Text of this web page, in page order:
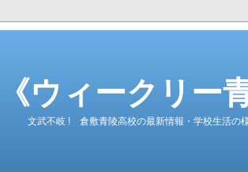
《ウィークリー
文武不岐 ! 倉敷青陵高校の最新情報・学校生活の